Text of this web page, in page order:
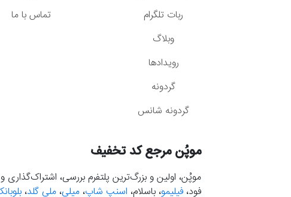
ربات تلگرام
وبلاگ
رویدادها
گردونه
گردونه شانس
تماس با ما
موپُن مرجع کد تخفیف
موپُن، اولین و بزرگ‌ترین پلتفرم بررسی،
فود، فیلیمو، باسلام، اسنپ شاپ، میلی، ملی گلد،